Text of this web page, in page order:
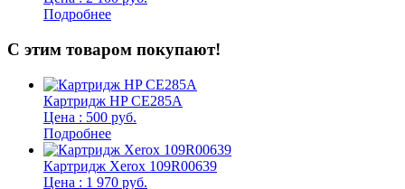
Подробнее
С этим товаром покупают!
Картридж HP CE285A
Цена : 500 руб.
Подробнее
Картридж Xerox 109R00639
Цена : 1 970 руб.